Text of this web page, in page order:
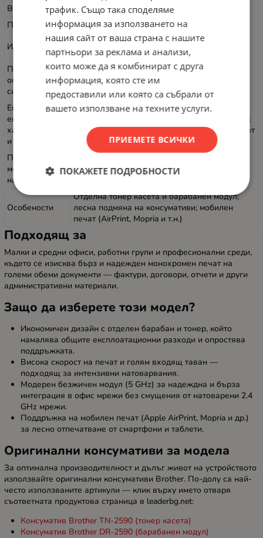
Входяща тава
250 листа
Памет
64 MB
Интерфейси
5 GHz Wi-Fi, 10/100 Mbps Ethernet, Hi-Speed
USB (USB 2.0 съвместим)
Поддържани
операционни
системи
Windows, macOS, Linux (пълни драйвери и
инструкции при производителя)
Екологични/
енергийни
характеристик
и
Ефективна консумация при режим готовност;
бързо възстановяване за бърз старт на печат
Препоръчано
месечно
натоварване
До 2 500 страници
Особености
Отделна тонер касета и барабанен модул;
лесна подмяна на консумативи; мобилен
печат (AirPrint, Mopria и т.н.)
Подходящ за
Малки и средни офиси, работни групи и професионални среди,
където се изисква бърз и надежден монохромен печат на
големи обеми документи — фактури, договори, отчети и други
административни материали.
Защо да изберете този модел?
Икономичен дизайн с отделен барабан и тонер, който
намалява общите експлоатационни разходи и опростява
поддръжката.
Висока скорост на печат и голям входящ таван —
подходящ за интензивни натоварвания.
Модерен безжичен модул (5 GHz) за надеждна и бърза
интеграция в офис мрежи без смущения от натоварени 2.4
GHz мрежи.
Поддръжка на мобилен печат (Apple AirPrint, Mopria и др.)
за лесно отпечатване от смартфони и таблети.
Оригинални консумативи за модела
За оптимална производителност и дълъг живот на устройството
използвайте оригинални консумативи Brother. По-долу са най-
често използваните артикули — клик върху името отваря
съответната продуктова страница в leaderbg.net:
Консуматив Brother TN-2590 (тонер касета)
Консуматив Brother DR-2590 (барабанен модул)
трафик. Също така споделяме
информация за използването на
нашия сайт от ваша страна с нашите
партньори за реклама и анализи,
които може да я комбинират с друга
информация, която сте им
предоставили или която са събрали от
вашето използване на техните услуги.
ПРИЕМЕТЕ ВСИЧКИ
ПОКАЖЕТЕ ПОДРОБНОСТИ